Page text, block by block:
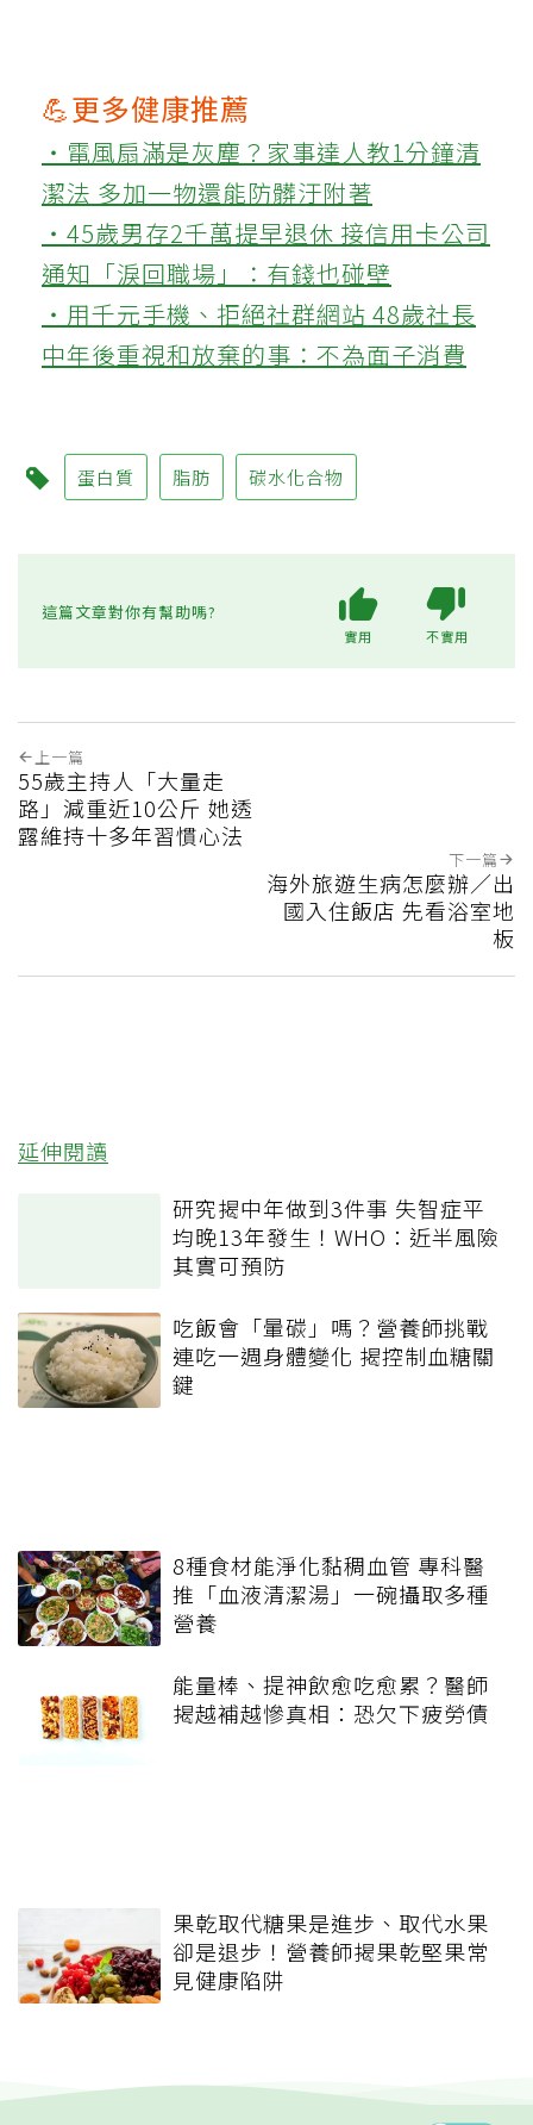
💪更多健康推薦
‧電風扇滿是灰塵？家事達人教1分鐘清
潔法 多加一物還能防髒汙附著
‧45歲男存2千萬提早退休 接信用卡公司
通知「淚回職場」：有錢也碰壁
‧用千元手機、拒絕社群網站 48歲社長
中年後重視和放棄的事：不為面子消費
蛋白質 脂肪 碳水化合物
這篇文章對你有幫助嗎?
實用 不實用
上一篇
55歲主持人「大量走
路」減重近10公斤 她透
露維持十多年習慣心法
下一篇
海外旅遊生病怎麼辦／出
國入住飯店 先看浴室地
板
延伸閱讀
研究揭中年做到3件事 失智症平
均晚13年發生！WHO：近半風險
其實可預防
吃飯會「暈碳」嗎？營養師挑戰
連吃一週身體變化 揭控制血糖關
鍵
8種食材能淨化黏稠血管 專科醫
推「血液清潔湯」一碗攝取多種
營養
能量棒、提神飲愈吃愈累？醫師
揭越補越慘真相：恐欠下疲勞債
果乾取代糖果是進步、取代水果
卻是退步！營養師揭果乾堅果常
見健康陷阱